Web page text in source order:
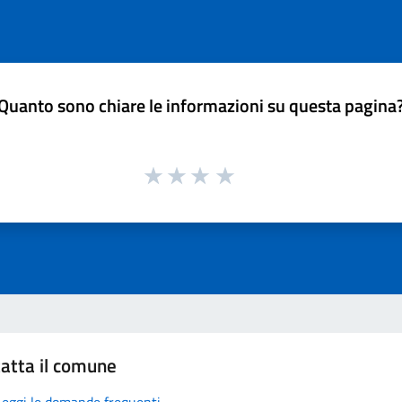
sono chiare le informazioni su questa
il comune